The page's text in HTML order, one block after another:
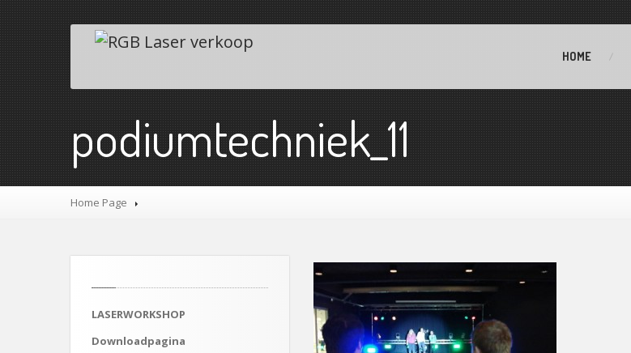
HOME
podiumtechniek_11
Home Page
LASERWORKSHOP
Downloadpagina